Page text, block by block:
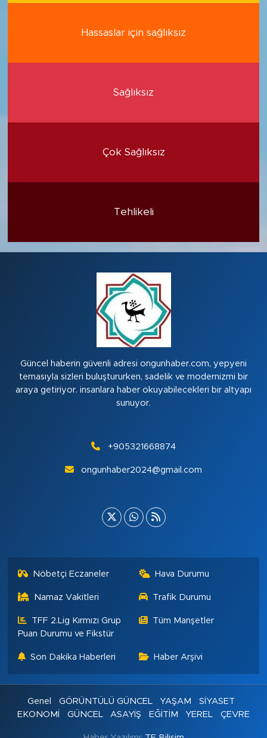
Hassaslar için sağlıksız
Sağlıksız
Çok Sağlıksız
Tehlikeli
Güncel haberin güvenli adresi ongunhaber.com, yepyeni
temasıyla sizleri buluştururken, sadelik ve modernizmi bir
araya getiriyor. insanlara haber okuyabilecekleri bir altyapı
sunuyor.
+905321668874
ongunhaber2024@gmail.com
Nöbetçi Eczaneler Hava Durumu
Namaz Vakitleri Trafik Durumu
TFF 2.Lig Kırmızı Grup
Puan Durumu ve Fikstür
Tüm Manşetler
Son Dakika Haberleri Haber Arşivi
Genel GÖRÜNTÜLÜ GÜNCEL YAŞAM
SİYASET
EKONOMİ
GÜNCEL ASAYİŞ EĞİTİM YEREL ÇEVRE